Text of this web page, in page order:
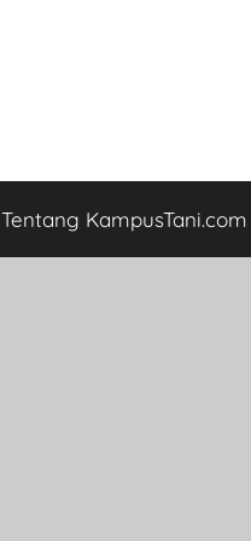
Tentang KampusTani.com